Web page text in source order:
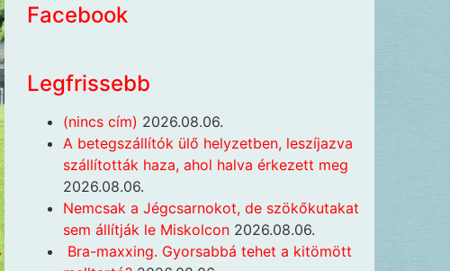
Facebook
Legfrissebb
(nincs cím) 2026.08.06.
A betegszállítók ülő helyzetben, leszíjazva
szállították haza, ahol halva érkezett meg
2026.08.06.
Nemcsak a Jégcsarnokot, de szökőkutakat
sem állítják le Miskolcon 2026.08.06.
Bra-maxxing. Gyorsabbá tehet a kitömött